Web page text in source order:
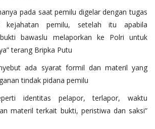
pada saat pemilu digelar dengan tugas
kejahatan pemilu, setelah itu apabila
bawaslu melaporkan ke Polri untuk
terang Bripka Putu
ada syarat formil dan materil yang
tindak pidana pemilu
identitas pelapor, terlapor, waktu
materil terkait bukti, peristiwa dan saksi”